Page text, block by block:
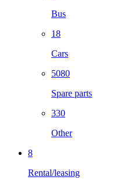
Bus
18
Cars
5080
Spare parts
330
Other
8
Rental/leasing